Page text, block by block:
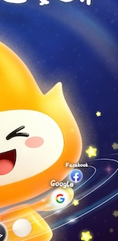
支持
反对 [0]
支持[0] 反对[0]